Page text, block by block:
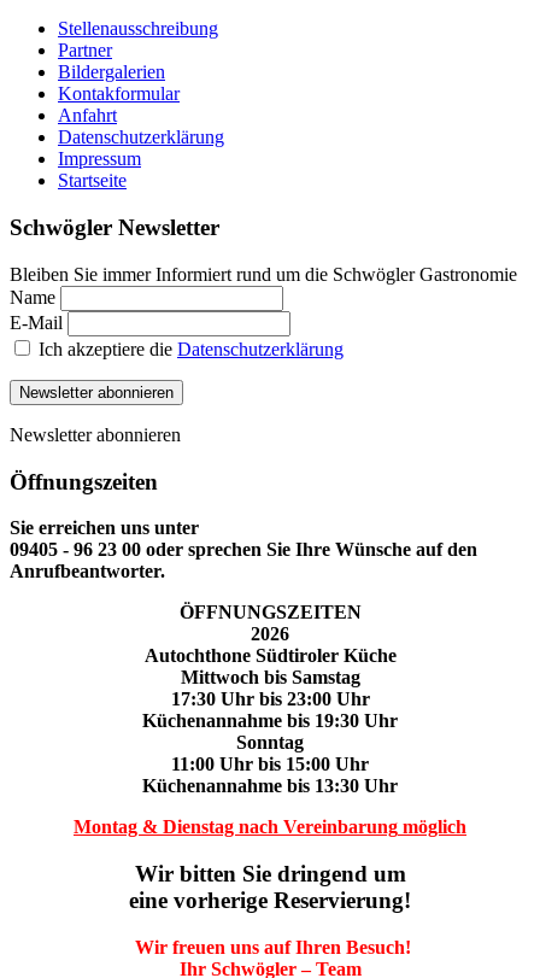
Stellenausschreibung
Partner
Bildergalerien
Kontakformular
Anfahrt
Datenschutzerklärung
Impressum
Startseite
Schwögler Newsletter
Bleiben Sie immer Informiert rund um die Schwögler Gastronomie
Name
E-Mail
Ich akzeptiere die Datenschutzerklärung
Newsletter abonnieren
Newsletter abonnieren
Öffnungszeiten
Sie erreichen uns unter
09405 - 96 23 00 oder sprechen Sie Ihre Wünsche auf den
Anrufbeantworter.
ÖFFNUNGSZEITEN
2026
Autochthone Südtiroler Küche
Mittwoch bis Samstag
17:30 Uhr bis 23:00 Uhr
Küchenannahme bis 19:30 Uhr
Sonntag
11:00 Uhr bis 15:00 Uhr
Küchenannahme bis 13:30 Uhr
Montag & Dienstag nach Vereinbarung möglich
Wir bitten Sie dringend um
eine vorherige Reservierung!
Wir freuen uns auf Ihren Besuch!
Ihr Schwögler – Team